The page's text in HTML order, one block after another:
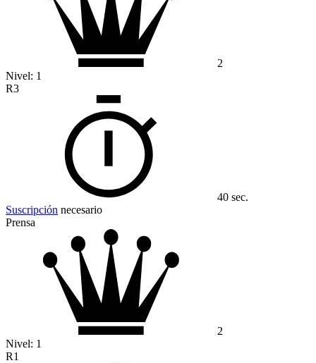
2
Nivel: 1
R3
40 sec.
Suscripción necesario
Prensa
2
Nivel: 1
R1